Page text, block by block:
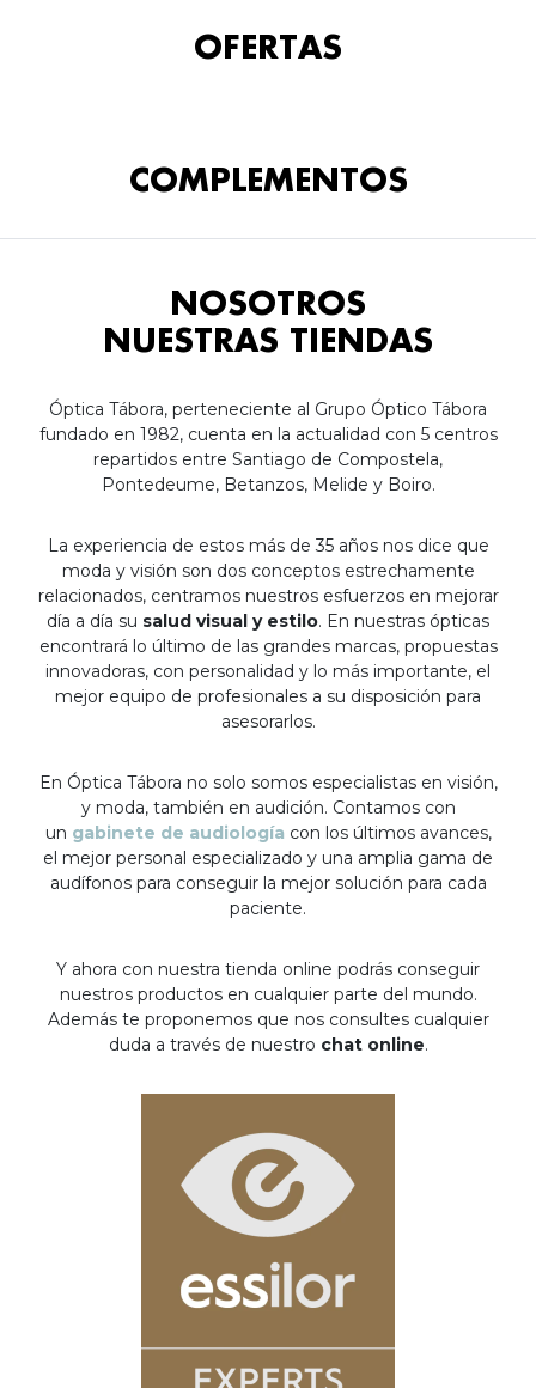
OFERTAS
COMPLEMENTOS
NOSOTROS
NUESTRAS TIENDAS
Óptica Tábora, perteneciente al Grupo Óptico Tábora
fundado en 1982, cuenta en la actualidad con 5 centros
repartidos entre Santiago de Compostela,
Pontedeume, Betanzos, Melide y Boiro.
La experiencia de estos más de 35 años nos dice que
moda y visión son dos conceptos estrechamente
relacionados, centramos nuestros esfuerzos en mejorar
día a día su salud visual y estilo. En nuestras ópticas
encontrará lo último de las grandes marcas, propuestas
innovadoras, con personalidad y lo más importante, el
mejor equipo de profesionales a su disposición para
asesorarlos.
En Óptica Tábora no solo somos especialistas en visión,
y moda, también en audición. Contamos con
un gabinete de audiología con los últimos avances,
el mejor personal especializado y una amplia gama de
audífonos para conseguir la mejor solución para cada
paciente.
Y ahora con nuestra tienda online podrás conseguir
nuestros productos en cualquier parte del mundo.
Además te proponemos que nos consultes cualquier
duda a través de nuestro chat online.